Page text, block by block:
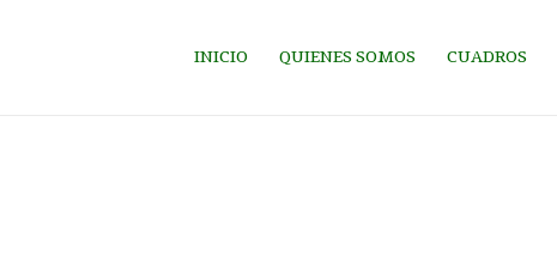
INICIO QUIENES SOMOS CUADROS